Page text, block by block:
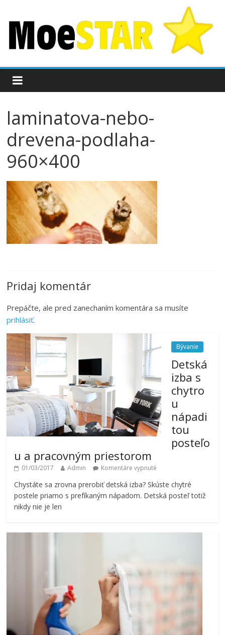
laminatova-nebo-
drevena-podlaha-
960×400
Pridaj komentár
Prepáčte, ale pred zanechaním komentára sa musíte
prihlásiť.
Bývanie
Detská
izba s
chytro
u
nápadi
tou
posteľo
u a pracovným priestorom
01/03/2017 Admin Komentáre vypnuté
Chystáte sa zrovna prerobiť detská izba? Skúste chytré
postele priamo s prefíkaným nápadom. Detská posteľ totiž
nikdy nie je len